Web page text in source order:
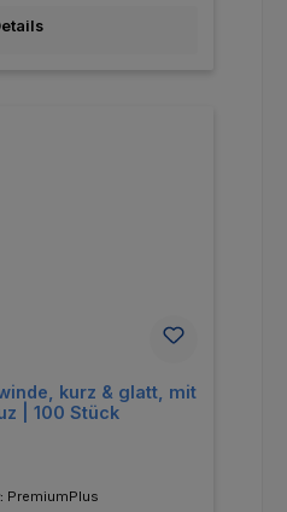
kurz & glatt, mit
| 100 Stück
PremiumPlus